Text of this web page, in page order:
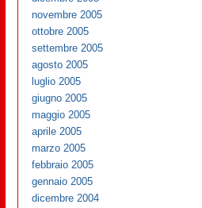
novembre 2005
ottobre 2005
settembre 2005
agosto 2005
luglio 2005
giugno 2005
maggio 2005
aprile 2005
marzo 2005
febbraio 2005
gennaio 2005
dicembre 2004